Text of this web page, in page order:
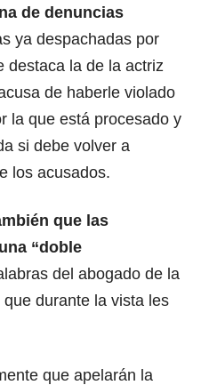
de denuncias
ya despachadas por
destaca la de la actriz
de haberle violado
la que está procesado y
si debe volver a
los acusados.
que las
“doble
del abogado de la
durante la vista les
que apelarán la